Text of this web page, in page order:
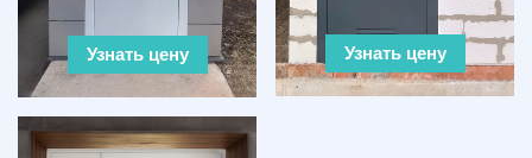
Узнать цену Узнать цену